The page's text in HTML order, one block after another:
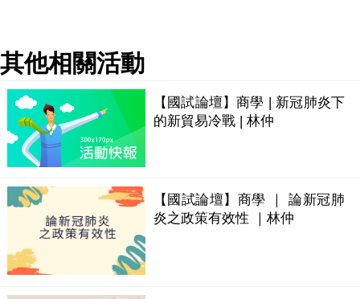
其他相關活動
【國試論壇】商學 | 新冠肺炎下
的新貿易冷戰 | 林仲
【國試論壇】商學 ｜ 論新冠肺
炎之政策有效性 ｜林仲